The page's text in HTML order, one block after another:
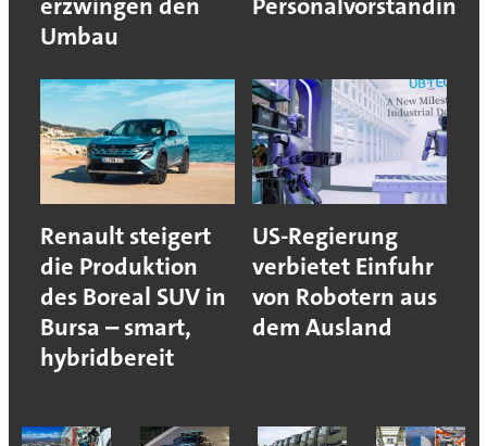
Umbau
Renault steigert
die Produktion
des Boreal SUV in
Bursa – smart,
hybridbereit
US-Regierung
verbietet Einfuhr
von Robotern aus
dem Ausland